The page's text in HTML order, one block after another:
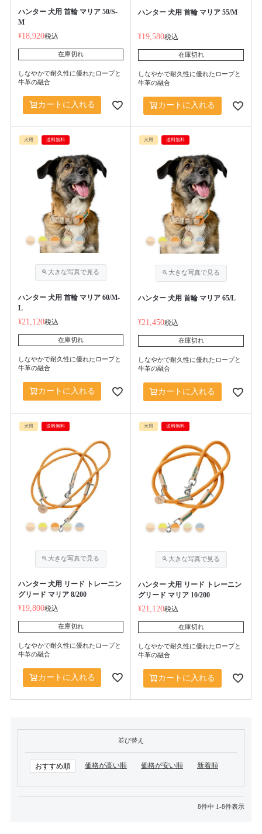
ハンター 犬用 首輪 マリア 50/S-
M
¥18,920税込
在庫切れ
しなやかで耐久性に優れたロープと
牛革の融合
カートに入れる
ハンター 犬用 首輪 マリア 55/M
¥19,580税込
在庫切れ
しなやかで耐久性に優れたロープと
牛革の融合
カートに入れる
犬用 送料無料
ハンター 犬用 首輪 マリア 60/M-
L
¥21,120税込
在庫切れ
しなやかで耐久性に優れたロープと
牛革の融合
カートに入れる
犬用 送料無料
ハンター 犬用 首輪 マリア 65/L
¥21,450税込
在庫切れ
しなやかで耐久性に優れたロープと
牛革の融合
カートに入れる
犬用 送料無料
ハンター 犬用 リード トレーニン
グリード マリア 8/200
¥19,800税込
在庫切れ
しなやかで耐久性に優れたロープと
牛革の融合
カートに入れる
犬用 送料無料
ハンター 犬用 リード トレーニン
グリード マリア 10/200
¥21,120税込
在庫切れ
しなやかで耐久性に優れたロープと
牛革の融合
カートに入れる
並び替え
おすすめ順 価格が高い順 価格が安い順 新着順
8件中 1-8件表示